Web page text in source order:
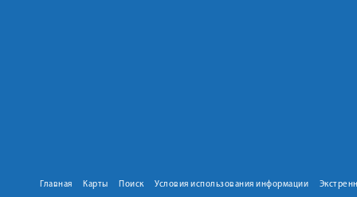
Главная Карты Поиск Условия использования информации